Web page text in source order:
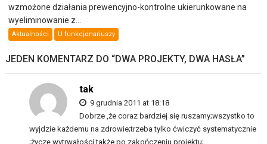
wzmożone działania prewencyjno-kontrolne ukierunkowane na
wyeliminowanie z...
Aktualności U funkcjonariuszy
JEDEN KOMENTARZ DO “DWA PROJEKTY, DWA HASŁA”
tak
9 grudnia 2011 at 18:18
Dobrze ,że coraz bardziej się ruszamy;wszystko to
wyjdzie każdemu na zdrowie;trzeba tylko ćwiczyć systematycznie
;życzę wytrwałości także po zakończeniu projektu;